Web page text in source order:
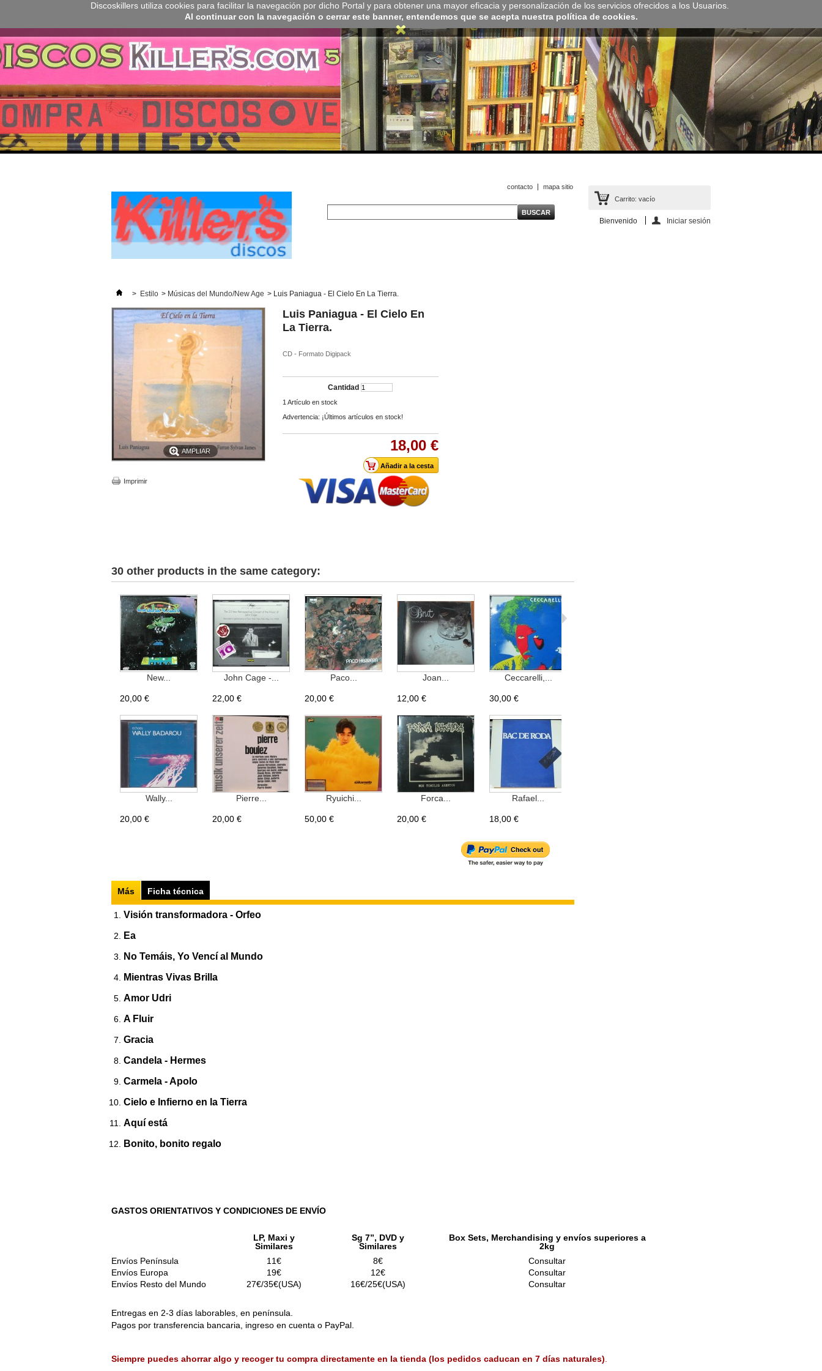
Discoskillers utiliza cookies para facilitar la navegación por dicho Portal y para obtener una mayor eficacia y personalización de los servicios ofrecidos a los Usuarios.
Al continuar con la navegación o cerrar este banner, entendemos que se acepta nuestra política de cookies.
Carrito: vacío
Bienvenido Iniciar sesión
contacto mapa sitio
> Estilo > Músicas del Mundo/New Age > Luis Paniagua - El Cielo En La Tierra.
AMPLIAR
Imprimir
Luis Paniagua - El Cielo En
La Tierra.
CD - Formato Digipack
Cantidad
1 Artículo en stock
Advertencia: ¡Últimos artículos en stock!
18,00 €
30 other products in the same category:
New...
20,00 €
John Cage -...
22,00 €
Paco...
20,00 €
Joan...
12,00 €
Ceccarelli,...
30,00 €
Wally...
20,00 €
Pierre...
20,00 €
Ryuichi...
50,00 €
Forca...
20,00 €
Rafael...
18,00 €
Más Ficha técnica
Visión transformadora - Orfeo
Ea
No Temáis, Yo Vencí al Mundo
Mientras Vivas Brilla
Amor Udri
A Fluir
Gracia
Candela - Hermes
Carmela - Apolo
Cielo e Infierno en la Tierra
Aquí está
Bonito, bonito regalo
GASTOS ORIENTATIVOS Y CONDICIONES DE ENVÍO
LP, Maxi y
Similares
Sg 7”, DVD y
Similares
Box Sets, Merchandising y envíos superiores a
2kg
Envíos Península
11€ 8€
Consultar
Envíos Europa
19€ 12€
Consultar
Envíos Resto del Mundo
27€/35€(USA) 16€/25€(USA) Consultar
Entregas en 2-3 días laborables, en península.
Pagos por transferencia bancaria, ingreso en cuenta o PayPal.
Siempre puedes ahorrar algo y recoger tu compra directamente en la tienda (los pedidos caducan en 7 días naturales)